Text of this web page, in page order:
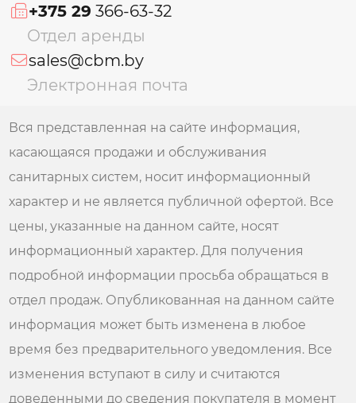
+375 29 366-63-32
Отдел аренды
sales@cbm.by
Электронная почта
Вся представленная на сайте информация,
касающаяся продажи и обслуживания
санитарных систем, носит информационный
характер и не является публичной офертой. Все
цены, указанные на данном сайте, носят
информационный характер. Для получения
подробной информации просьба обращаться в
отдел продаж. Опубликованная на данном сайте
информация может быть изменена в любое
время без предварительного уведомления. Все
изменения вступают в силу и считаются
доведенными до сведения покупателя в момент